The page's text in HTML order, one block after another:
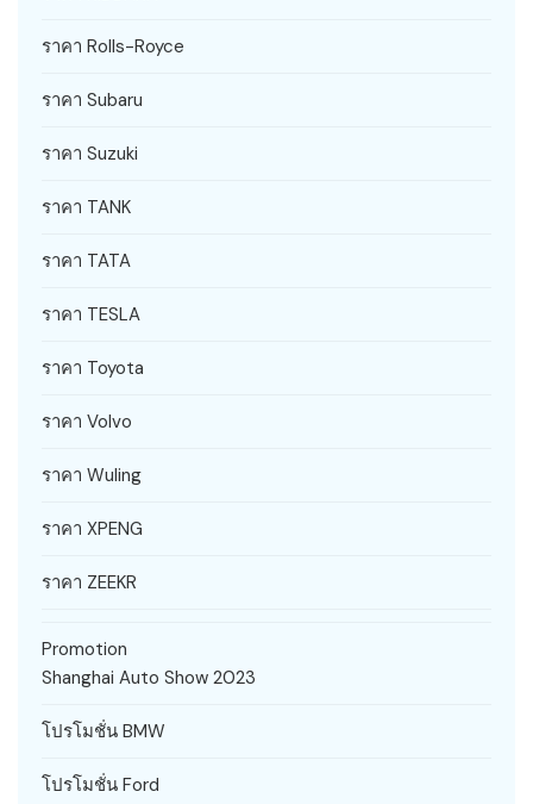
ราคา Rolls-Royce
ราคา Subaru
ราคา Suzuki
ราคา TANK
ราคา TATA
ราคา TESLA
ราคา Toyota
ราคา Volvo
ราคา Wuling
ราคา XPENG
ราคา ZEEKR
Promotion
Shanghai Auto Show 2023
โปรโมชั่น BMW
โปรโมชั่น Ford